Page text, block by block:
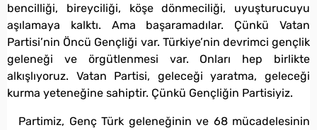
bencilliği, bireyciliği, köşe dönmeciliği, uyuşturucuyu
aşılamaya kalktı. Ama başaramadılar. Çünkü Vatan
Partisi’nin Öncü Gençliği var. Türkiye’nin devrimci gençlik
geleneği ve örgütlenmesi var. Onları hep birlikte
alkışlıyoruz. Vatan Partisi, geleceği yaratma, geleceği
kurma yeteneğine sahiptir. Çünkü Gençliğin Partisiyiz.
Partimiz, Genç Türk geleneğinin ve 68 mücadelesinin